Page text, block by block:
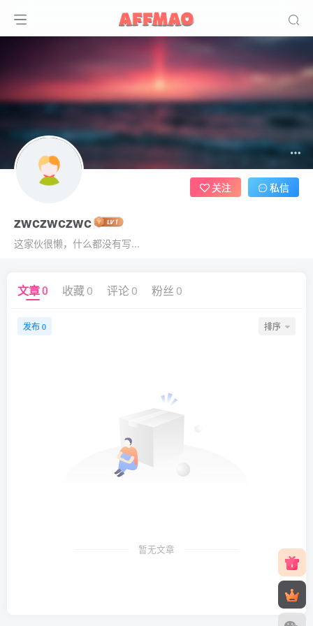
zwczwczwc
这家伙很懒，什么都没有写...
关注 私信
文章0 收藏0 评论0 粉丝 0
发布 0 排序
暂无文章